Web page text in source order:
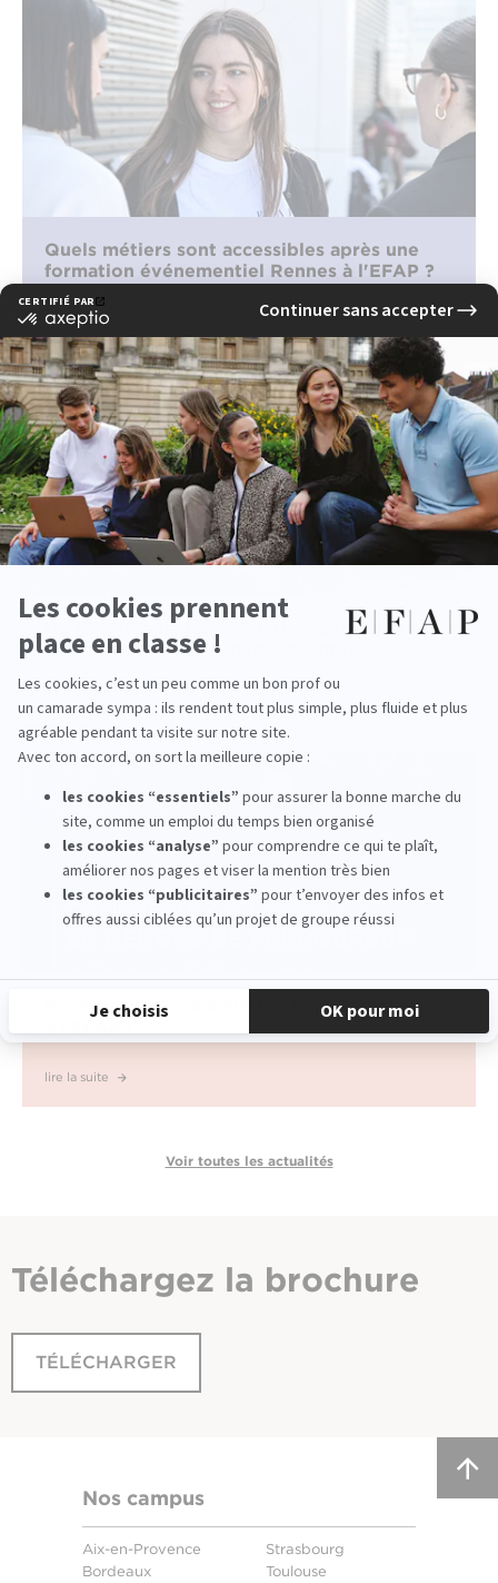
Quels métiers sont accessibles après une
formation événementiel Rennes à l'EFAP ?
lire la suite
De l’EFAP à l’agence Sparks : deux alumni,
deux parcours, une même aventure
Rentrée 2026 - Admission hors Parcoursup
lire la suite
Voir toutes les actualités
Téléchargez la brochure
TÉLÉCHARGER
Nos campus
Aix-en-Provence
Bordeaux
Strasbourg
Toulouse